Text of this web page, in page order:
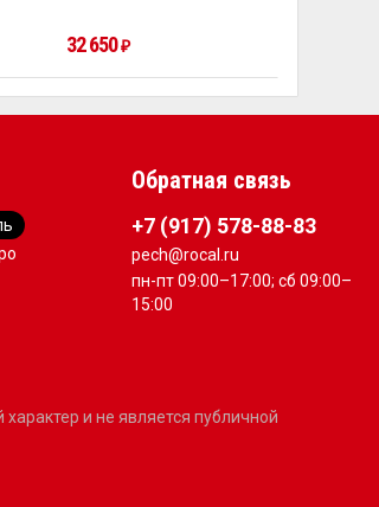
32 650₽
Обратная связь
+7 (917) 578-88-83
pech@rocal.ru
пн-пт 09:00–17:00; сб 09:00–
15:00
и не является публичной